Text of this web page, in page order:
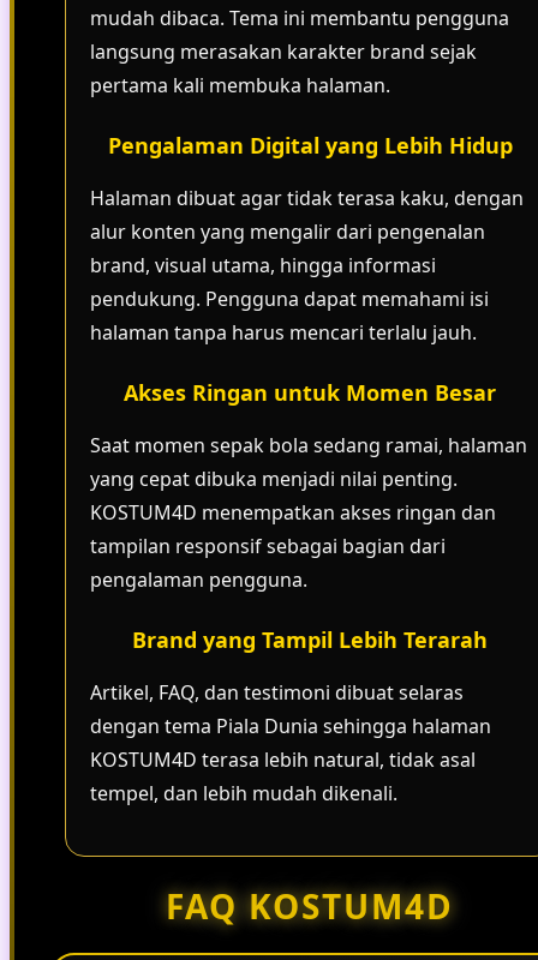
mudah dibaca. Tema ini membantu pengguna
langsung merasakan karakter brand sejak
pertama kali membuka halaman.
Pengalaman Digital yang Lebih Hidup
Halaman dibuat agar tidak terasa kaku, dengan
alur konten yang mengalir dari pengenalan
brand, visual utama, hingga informasi
pendukung. Pengguna dapat memahami isi
halaman tanpa harus mencari terlalu jauh.
Akses Ringan untuk Momen Besar
Saat momen sepak bola sedang ramai, halaman
yang cepat dibuka menjadi nilai penting.
KOSTUM4D menempatkan akses ringan dan
tampilan responsif sebagai bagian dari
pengalaman pengguna.
Brand yang Tampil Lebih Terarah
Artikel, FAQ, dan testimoni dibuat selaras
dengan tema Piala Dunia sehingga halaman
KOSTUM4D terasa lebih natural, tidak asal
tempel, dan lebih mudah dikenali.
FAQ KOSTUM4D